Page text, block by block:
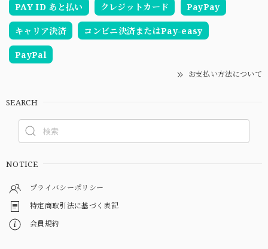
PAY ID あと払い
クレジットカード PayPay
キャリア決済 コンビニ決済またはPay-easy
PayPal
お支払い方法について
SEARCH
NOTICE
プライバシーポリシー
特定商取引法に基づく表記
会員規約